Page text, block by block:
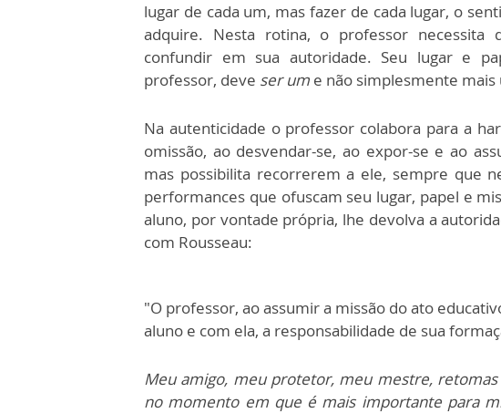
lugar de cada um, mas fazer de cada lugar, o
adquire. Nesta rotina, o professor necessita
confundir em sua autoridade. Seu lugar e
professor, deve ser um e não simplesmente mais
Na autenticidade o professor colabora para a
omissão, ao desvendar-se, ao expor-se e ao
mas possibilita recorrerem a ele, sempre que
performances que ofuscam seu lugar, papel e
aluno, por vontade própria, lhe devolva a
com Rousseau:
"O professor, ao assumir a missão do ato
aluno e com ela, a responsabilidade de sua
Meu amigo, meu protetor, meu mestre,
no momento em que é mais importante para